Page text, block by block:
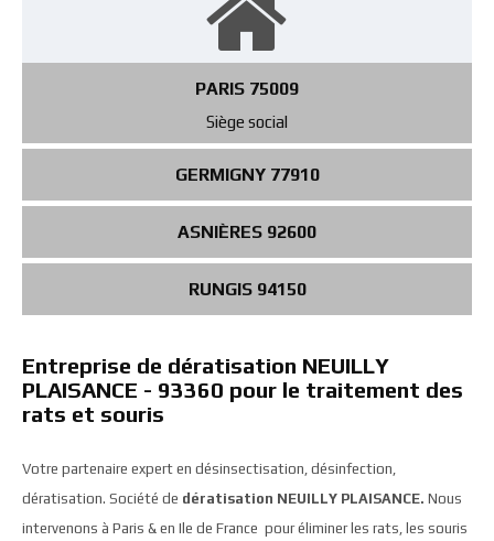
PARIS 75009
Siège social
GERMIGNY 77910
ASNIÈRES 92600
RUNGIS 94150
Entreprise de dératisation NEUILLY
PLAISANCE - 93360 pour le traitement des
rats et souris
Votre partenaire expert en désinsectisation, désinfection,
dératisation. Société de dératisation NEUILLY PLAISANCE. Nous
intervenons à Paris & en Ile de France pour éliminer les rats, les souris